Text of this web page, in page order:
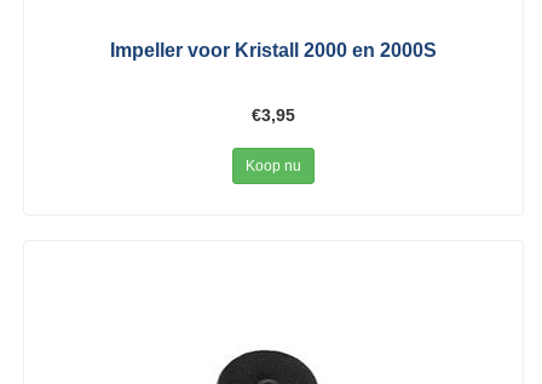
Impeller voor Kristall 2000 en 2000S
€3,95
Koop nu